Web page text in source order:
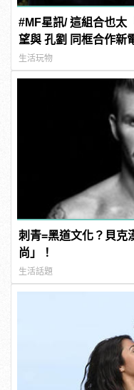
#MF星訊/ 這組合也太
望與 孔劉 同框合作新
生活玩物
刺青=黑道文化？貝克
尚」！
生活話題